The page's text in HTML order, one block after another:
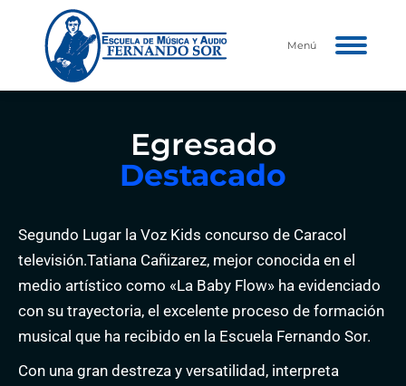
Menú
Egresado
Destacado
Segundo Lugar la Voz Kids concurso de Caracol
televisión.Tatiana Cañizarez, mejor conocida en el
medio artístico como «La Baby Flow» ha evidenciado
con su trayectoria, el excelente proceso de formación
musical que ha recibido en la Escuela Fernando Sor.
Con una gran destreza y versatilidad, interpreta